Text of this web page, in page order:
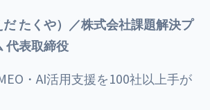
だ たくや）／株式会社課題解決プ
代表取締役
・AI活用支援を100社以上手が